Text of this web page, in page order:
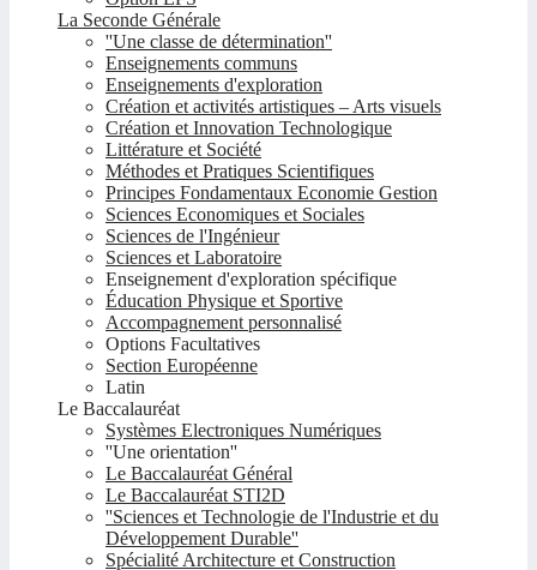
La Seconde Générale
''Une classe de détermination''
Enseignements communs
Enseignements d'exploration
Création et activités artistiques – Arts visuels
Création et Innovation Technologique
Littérature et Société
Méthodes et Pratiques Scientifiques
Principes Fondamentaux Economie Gestion
Sciences Economiques et Sociales
Sciences de l'Ingénieur
Sciences et Laboratoire
Enseignement d'exploration spécifique
Éducation Physique et Sportive
Accompagnement personnalisé
Options Facultatives
Section Européenne
Latin
Le Baccalauréat
Systèmes Electroniques Numériques
''Une orientation''
Le Baccalauréat Général
Le Baccalauréat STI2D
''Sciences et Technologie de l'Industrie et du
Développement Durable''
Spécialité Architecture et Construction